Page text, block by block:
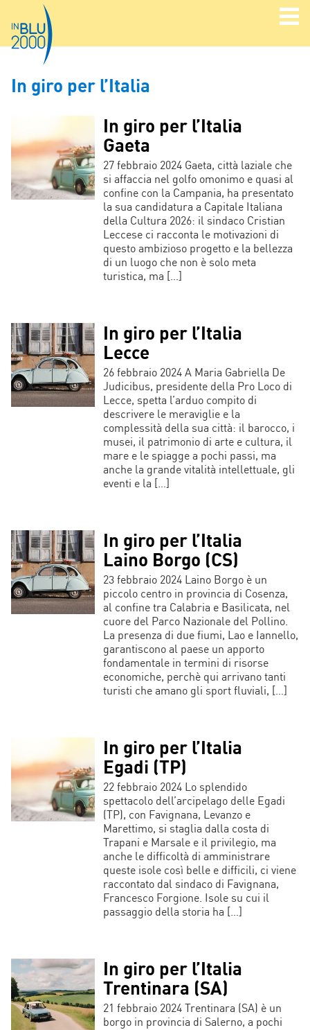
In giro per l’Italia
In giro per l’Italia
Gaeta
27 febbraio 2024 Gaeta, città laziale che
si affaccia nel golfo omonimo e quasi al
confine con la Campania, ha presentato
la sua candidatura a Capitale Italiana
della Cultura 2026: il sindaco Cristian
Leccese ci racconta le motivazioni di
questo ambizioso progetto e la bellezza
di un luogo che non è solo meta
turistica, ma […]
In giro per l’Italia
Lecce
26 febbraio 2024 A Maria Gabriella De
Judicibus, presidente della Pro Loco di
Lecce, spetta l’arduo compito di
descrivere le meraviglie e la
complessità della sua città: il barocco, i
musei, il patrimonio di arte e cultura, il
mare e le spiagge a pochi passi, ma
anche la grande vitalità intellettuale, gli
eventi e la […]
In giro per l’Italia
Laino Borgo (CS)
23 febbraio 2024 Laino Borgo è un
piccolo centro in provincia di Cosenza,
al confine tra Calabria e Basilicata, nel
cuore del Parco Nazionale del Pollino.
La presenza di due fiumi, Lao e Iannello,
garantiscono al paese un apporto
fondamentale in termini di risorse
economiche, perchè qui arrivano tanti
turisti che amano gli sport fluviali, […]
In giro per l’Italia
Egadi (TP)
22 febbraio 2024 Lo splendido
spettacolo dell’arcipelago delle Egadi
(TP), con Favignana, Levanzo e
Marettimo, si staglia dalla costa di
Trapani e Marsale e il privilegio, ma
anche le difficoltà di amministrare
queste isole così belle e difficili, ci viene
raccontato dal sindaco di Favignana,
Francesco Forgione. Isole su cui il
passaggio della storia ha […]
In giro per l’Italia
Trentinara (SA)
21 febbraio 2024 Trentinara (SA) è un
borgo in provincia di Salerno, a pochi